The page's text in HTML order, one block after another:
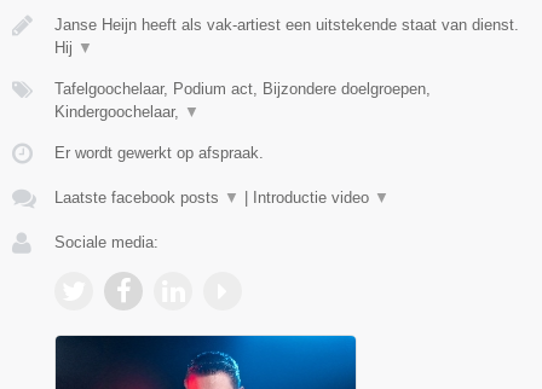
Janse Heijn heeft als vak-artiest een uitstekende staat van dienst.
Hij ▼
Tafelgoochelaar, Podium act, Bijzondere doelgroepen,
Kindergoochelaar, ▼
Er wordt gewerkt op afspraak.
Laatste facebook posts ▼ Introductie video ▼
Sociale media: